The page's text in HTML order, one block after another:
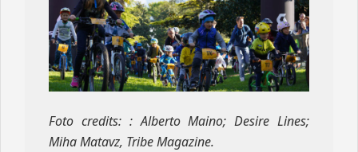
Foto credits: : Alberto Maino; Desire Lines;
Miha Matavz, Tribe Magazine.